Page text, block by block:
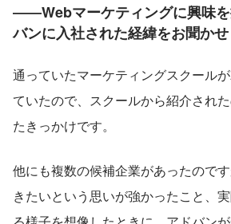
――Webマーケティングに興味
バンに入社された経緯をお聞かせ
通っていたマーケティングスクール
ていたので、スクールから紹介され
たきっかけです。
他にも複数の候補企業があったので
きたいという思いが強かったこと、